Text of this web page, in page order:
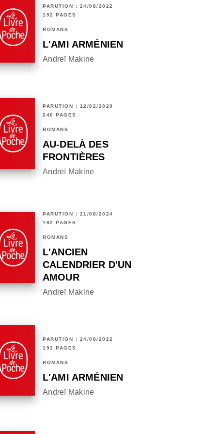
PARUTION : 24/08/2022
192 PAGES
ROMANS
L'AMI ARMÉNIEN
Andreï Makine
PARUTION : 12/02/2020
240 PAGES
ROMANS
AU-DELÀ DES
FRONTIÈRES
Andreï Makine
PARUTION : 21/08/2024
192 PAGES
ROMANS
L'ANCIEN
CALENDRIER D'UN
AMOUR
Andreï Makine
PARUTION : 24/08/2022
192 PAGES
ROMANS
L'AMI ARMÉNIEN
Andreï Makine